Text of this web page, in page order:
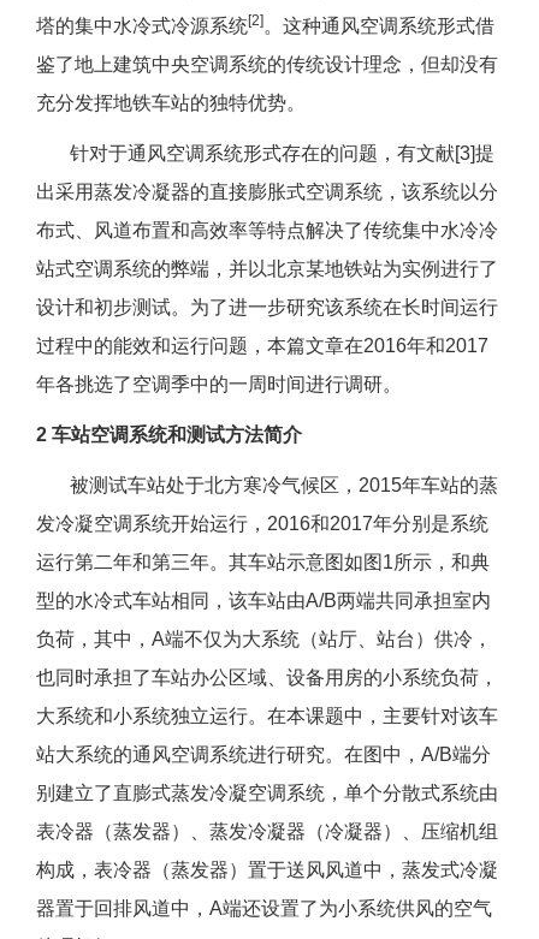
塔的集中水冷式冷源系统[2] 。这种通风空调系统形式借
鉴了地上建筑中央空调系统的传统设计理念，但却没有
充分发挥地铁车站的独特优势。
针对于通风空调系统形式存在的问题，有文献[3]提
出采用蒸发冷凝器的直接膨胀式空调系统，该系统以分
布式、风道布置和高效率等特点解决了传统集中水冷冷
站式空调系统的弊端，并以北京某地铁站为实例进行了
设计和初步测试。为了进一步研究该系统在长时间运行
过程中的能效和运行问题，本篇文章在2016年和2017
年各挑选了空调季中的一周时间进行调研。
2 车站空调系统和测试方法简介
被测试车站处于北方寒冷气候区，2015年车站的蒸
发冷凝空调系统开始运行，2016和2017年分别是系统
运行第二年和第三年。其车站示意图如图1所示，和典
型的水冷式车站相同，该车站由A/B两端共同承担室内
负荷，其中，A端不仅为大系统（站厅、站台）供冷，
也同时承担了车站办公区域、设备用房的小系统负荷，
大系统和小系统独立运行。在本课题中，主要针对该车
站大系统的通风空调系统进行研究。在图中，A/B端分
别建立了直膨式蒸发冷凝空调系统，单个分散式系统由
表冷器（蒸发器）、蒸发冷凝器（冷凝器）、压缩机组
构成，表冷器（蒸发器）置于送风风道中，蒸发式冷凝
器置于回排风道中，A端还设置了为小系统供风的空气